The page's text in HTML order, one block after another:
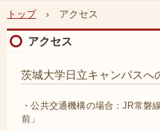
トップ › アクセス
アクセス
茨城大学日立キャンパスへ
・公共交通機構の場合：JR常
前」